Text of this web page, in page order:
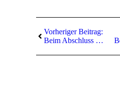
Vorheriger Beitrag:
Beim Abschluss der Zukunft das Fenster weit geöffnet